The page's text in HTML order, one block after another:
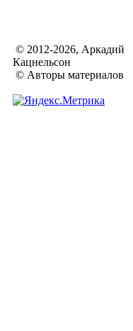
© 2012-2026, Аркадий
Кацнельсон
© Авторы материалов